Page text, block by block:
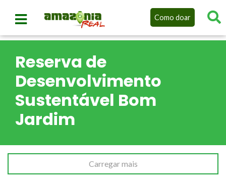
Como doar
Reserva de
Desenvolvimento
Sustentável Bom
Jardim
Carregar mais